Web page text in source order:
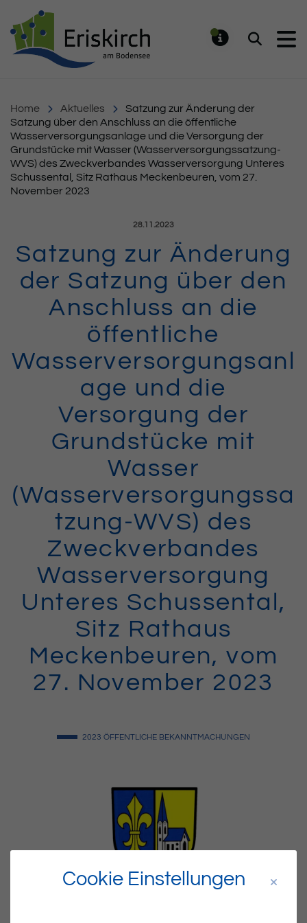
Suchen
Home Aktuelles
Satzung zur Änderung der
Satzung über den Anschluss an die öffentliche
Wasserversorgungsanlage und die Versorgung der
Grundstücke mit Wasser (Wasserversorgungssatzung-
WVS) des Zweckverbandes Wasserversorgung Unteres
Schussental, Sitz Rathaus Meckenbeuren, vom 27.
November 2023
Veröffentlicht am:
28.11.2023
Satzung zur Änderung
der Satzung über den
Anschluss an die
öffentliche
Wasserversorgungsanl
age und die
Versorgung der
Grundstücke mit
Wasser
(Wasserversorgungssa
tzung-WVS) des
Zweckverbandes
Wasserversorgung
Unteres Schussental,
Sitz Rathaus
Meckenbeuren, vom
27. November 2023
2023 ÖFFENTLICHE BEKANNTMACHUNGEN
Cookie Einstellungen